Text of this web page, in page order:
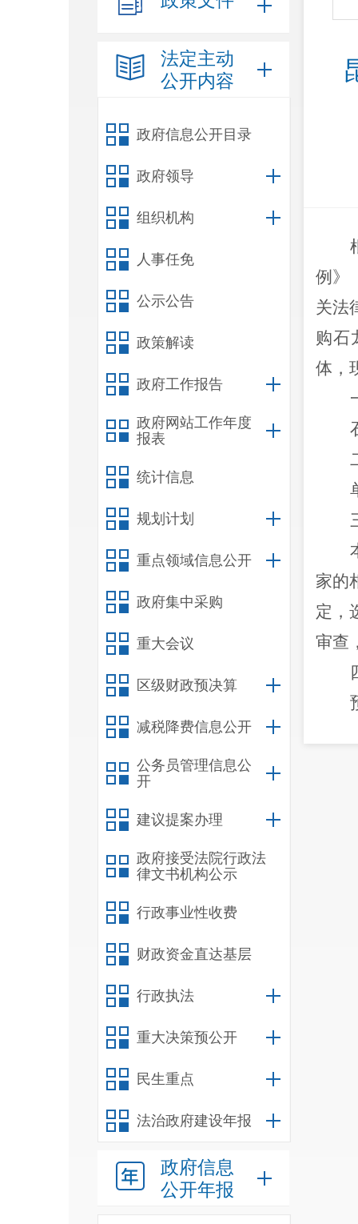
法定主动
公开内容
政府信息公开目录
政府领导
组织机构
人事任免
公示公告
政策解读
政府工作报告
政府网站工作年度
报表
统计信息
规划计划
重点领域信息公开
政府集中采购
重大会议
区级财政预决算
减税降费信息公开
公务员管理信息公
开
建议提案办理
政府接受法院行政法
律文书机构公示
行政事业性收费
财政资金直达基层
行政执法
重大决策预公开
民生重点
法治政府建设年报
政府信息
公开年报
例》
关法
购石
体，
家的
定，
审查